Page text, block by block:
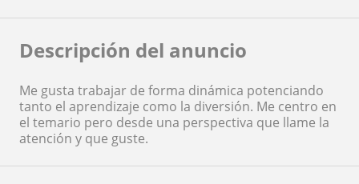
Descripción del anuncio
Me gusta trabajar de forma dinámica potenciando
tanto el aprendizaje como la diversión. Me centro en
el temario pero desde una perspectiva que llame la
atención y que guste.